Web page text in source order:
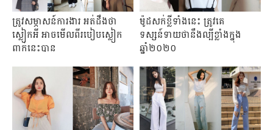
ត្រូវសម្ភាសន៍ការងារ អត់ដឹងថា
ស្លៀកអី អាចមើលពីរបៀបស្លៀក
ពាក់នេះបាន
ម៉ូដសក់ខ្លីទាំងនេះ ត្រូវគេ
ទស្សន៍ទាយថានឹងល្បីខ្លាំងក្នុង
ឆ្នាំ២០២០